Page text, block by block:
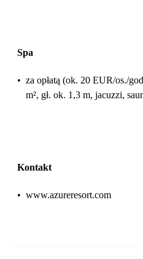
Spa
• za opłatą (ok. 20 EUR/os./
m², gł. ok. 1,3 m, jacuzzi,
Kontakt
• www.azureresort.com